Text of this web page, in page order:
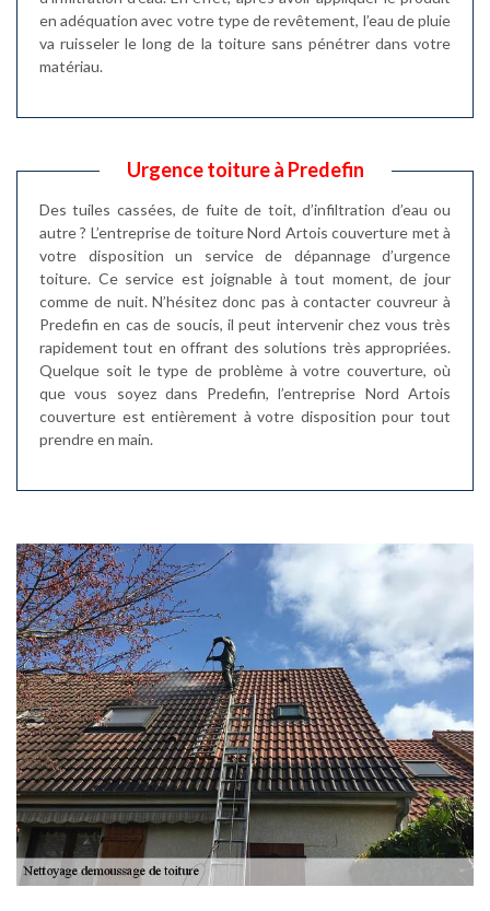
en adéquation avec votre type de revêtement, l’eau de pluie
va ruisseler le long de la toiture sans pénétrer dans votre
matériau.
Urgence toiture à Predefin
Des tuiles cassées, de fuite de toit, d’infiltration d’eau ou
autre ? L’entreprise de toiture Nord Artois couverture met à
votre disposition un service de dépannage d’urgence
toiture. Ce service est joignable à tout moment, de jour
comme de nuit. N’hésitez donc pas à contacter couvreur à
Predefin en cas de soucis, il peut intervenir chez vous très
rapidement tout en offrant des solutions très appropriées.
Quelque soit le type de problème à votre couverture, où
que vous soyez dans Predefin, l’entreprise Nord Artois
couverture est entièrement à votre disposition pour tout
prendre en main.